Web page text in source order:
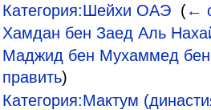
Категория:Шейхи ОАЭ‎ (←
Хамдан бен Заед Аль
Маджид бен Мухаммед
править)
Категория:Мактум